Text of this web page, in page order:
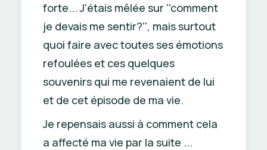
forte... J'étais mêlée sur ''comment
je devais me sentir?'', mais surtout
quoi faire avec toutes ses émotions
refoulées et ces quelques
souvenirs qui me revenaient de lui
et de cet épisode de ma vie.
Je repensais aussi à comment cela
a affecté ma vie par la suite ...